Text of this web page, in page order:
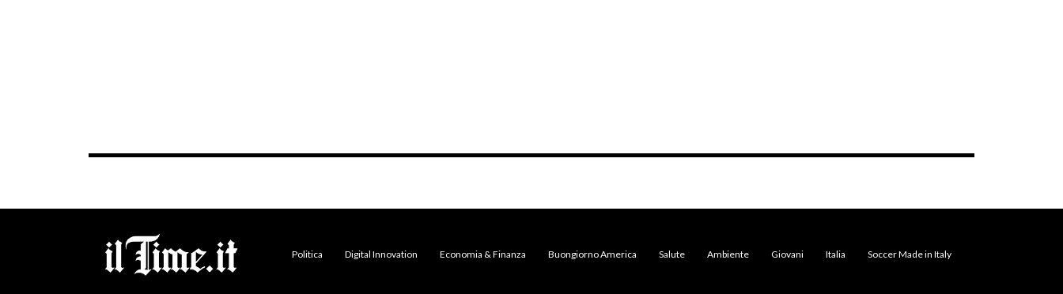
Politica Digital Innovation Economia & Finanza Buongiorno America Salute Ambiente Giovani Italia Soccer Made in Italy